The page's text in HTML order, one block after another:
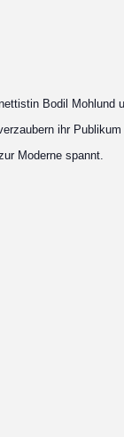
Bodil Mohlund
ihr
Moderne spannt.